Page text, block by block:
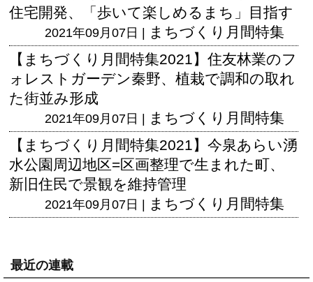
住宅開発、「歩いて楽しめるまち」目指す
2021年09月07日 | まちづくり月間特集
【まちづくり月間特集2021】住友林業のフ
ォレストガーデン秦野、植栽で調和の取れ
た街並み形成
2021年09月07日 | まちづくり月間特集
【まちづくり月間特集2021】今泉あらい湧
水公園周辺地区=区画整理で生まれた町、
新旧住民で景観を維持管理
2021年09月07日 | まちづくり月間特集
最近の連載